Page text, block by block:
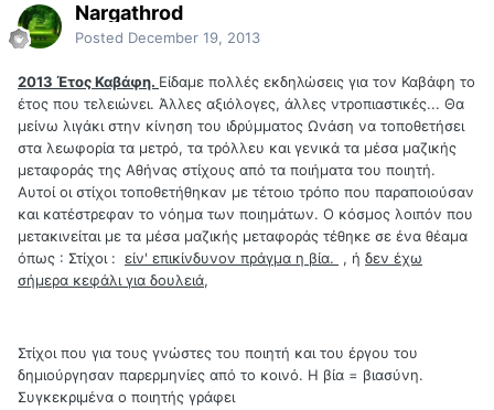
Nargathrod
Posted December 19, 2013
2013 Έτος Καβάφη. Είδαμε πολλές εκδηλώσεις για τον Καβάφη το
έτος που τελειώνει. Άλλες αξιόλογες, άλλες ντροπιαστικές... Θα
μείνω λιγάκι στην κίνηση του ιδρύμματος Ωνάση να τοποθετήσει
στα λεωφορία τα μετρό, τα τρόλλευ και γενικά τα μέσα μαζικής
μεταφοράς της Αθήνας στίχους από τα ποιήματα του ποιητή.
Αυτοί οι στίχοι τοποθετήθηκαν με τέτοιο τρόπο που παραποιούσαν
και κατέστρεφαν το νόημα των ποιημάτων. Ο κόσμος λοιπόν που
μετακινείται με τα μέσα μαζικής μεταφοράς τέθηκε σε ένα θέαμα
όπως : Στίχοι : είν' επικίνδυνον πράγμα η βία. , ή δεν έχω
σήμερα κεφάλι για δουλειά,
Στίχοι που για τους γνώστες του ποιητή και του έργου του
δημιούργησαν παρερμηνίες από το κοινό. Η βία = βιασύνη.
Συγκεκριμένα ο ποιητής γράφει